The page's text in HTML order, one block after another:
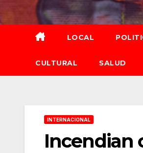
al
contenido
LOCAL
CULTURAL SALUD
INTERNACIONAL
Incendian